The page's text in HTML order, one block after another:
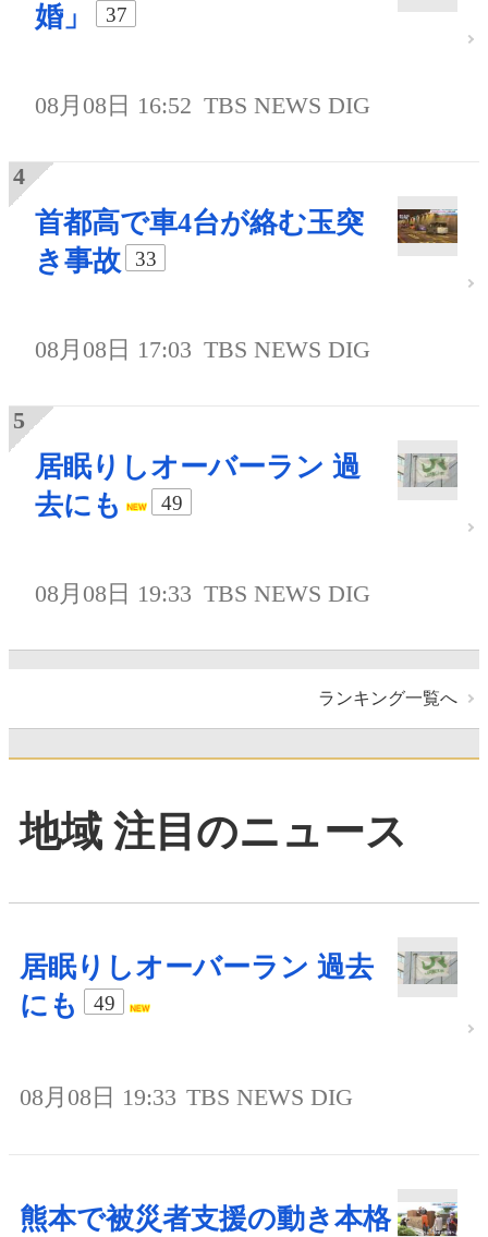
婚」
37
08月08日 16:52 TBS NEWS DIG
首都高で車4台が絡む玉突
き事故
33
08月08日 17:03 TBS NEWS DIG
居眠りしオーバーラン 過
去にも
49
08月08日 19:33 TBS NEWS DIG
ランキング一覧へ
地域 注目のニュース
居眠りしオーバーラン 過去
にも
49
08月08日 19:33 TBS NEWS DIG
熊本で被災者支援の動き本格